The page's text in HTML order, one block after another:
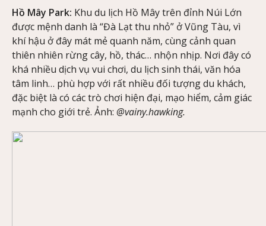
Hồ Mây Park: Khu du lịch Hồ Mây trên đỉnh Núi Lớn
được mệnh danh là “Đà Lạt thu nhỏ” ở Vũng Tàu, vì
khí hậu ở đây mát mẻ quanh năm, cùng cảnh quan
thiên nhiên rừng cây, hồ, thác… nhộn nhịp. Nơi đây có
khá nhiều dịch vụ vui chơi, du lịch sinh thái, văn hóa
tâm linh… phù hợp với rất nhiều đối tượng du khách,
đặc biệt là có các trò chơi hiện đại, mạo hiểm, cảm giác
mạnh cho giới trẻ. Ảnh: @vainy.hawking.